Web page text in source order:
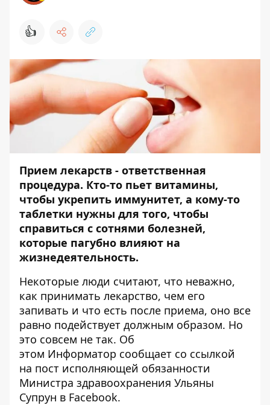
👍
Прием лекарств - ответственная
процедура. Кто-то пьет витамины,
чтобы укрепить иммунитет, а кому-то
таблетки нужны для того, чтобы
справиться с сотнями болезней,
которые пагубно влияют на
жизнедеятельность.
Некоторые люди считают, что неважно,
как принимать лекарство, чем его
запивать и что есть после приема, оно все
равно подействует должным образом. Но
это совсем не так. Об
этом Информатор сообщает со ссылкой
на пост исполняющей обязанности
Министра здравоохранения Ульяны
Супрун в Facebook.